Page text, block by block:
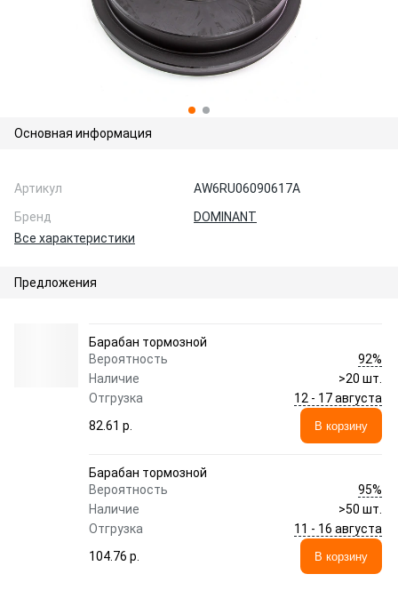
Основная информация
Артикул
AW6RU06090617A
Бренд
DOMINANT
Все характеристики
Предложения
Барабан тормозной
Вероятность
92%
Наличие
>20 шт.
Отгрузка
12 - 17 августа
82.61 p.
В корзину
Барабан тормозной
Вероятность
95%
Наличие
>50 шт.
Отгрузка
11 - 16 августа
104.76 p.
В корзину